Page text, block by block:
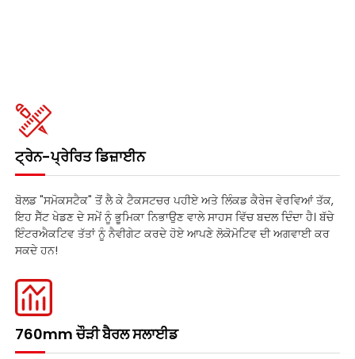
ਟ੍ਰੇਨ-ਪ੍ਰੇਰਿਤ ਡਿਜ਼ਾਈਨ
ਬੋਲਡ "ਸਮੋਕਸਟੈਕ" ਤੋਂ ਲੈ ਕੇ ਟੈਕਸਟਚਰ ਪਹੀਏ ਅਤੇ ਲਿੰਕਡ ਕੈਰੇਜ ਵੇਰਵਿਆਂ ਤੱਕ,
ਇਹ ਸੈੱਟ ਖੇਡਣ ਦੇ ਸਮੇਂ ਨੂੰ ਭੂਮਿਕਾ ਨਿਭਾਉਣ ਵਾਲੇ ਸਾਹਸ ਵਿੱਚ ਬਦਲ ਦਿੰਦਾ ਹੈ। ਬੱਚੇ
ਇੰਟਰਐਕਟਿਵ ਤੱਤਾਂ ਨੂੰ ਨੈਵੀਗੇਟ ਕਰਦੇ ਹੋਏ ਆਪਣੇ ਲੋਕੋਮੋਟਿਵ ਦੀ ਅਗਵਾਈ ਕਰ
ਸਕਦੇ ਹਨ!
760mm ਚੌੜੀ ਬੈਰਲ ਸਲਾਈਡ